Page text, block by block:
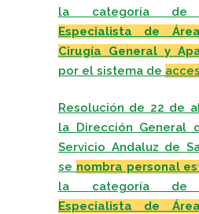
la categoría
Especialista de
Cirugía General y
por el sistema de
Resolución de 22 de
la Dirección General
Servicio Andaluz de
se nombra personal
la categoría
Especialista de